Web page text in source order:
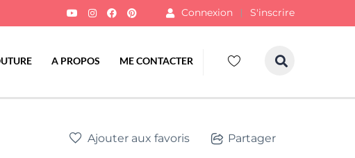
Connexion S'inscrire
A PROPOS ME CONTACTER
Ajouter aux favoris Partager